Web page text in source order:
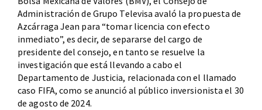
Administración de Grupo Televisa avaló la propuesta de
Azcárraga Jean para “tomar licencia con efecto
inmediato”, es decir, de separarse del cargo de
presidente del consejo, en tanto se resuelve la
investigación que está llevando a cabo el
Departamento de Justicia, relacionada con el llamado
caso FIFA, como se anunció al público inversionista el 30
de agosto de 2024.